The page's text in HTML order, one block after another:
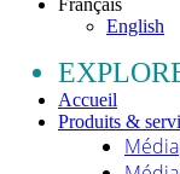
English
Accueil
Produits &